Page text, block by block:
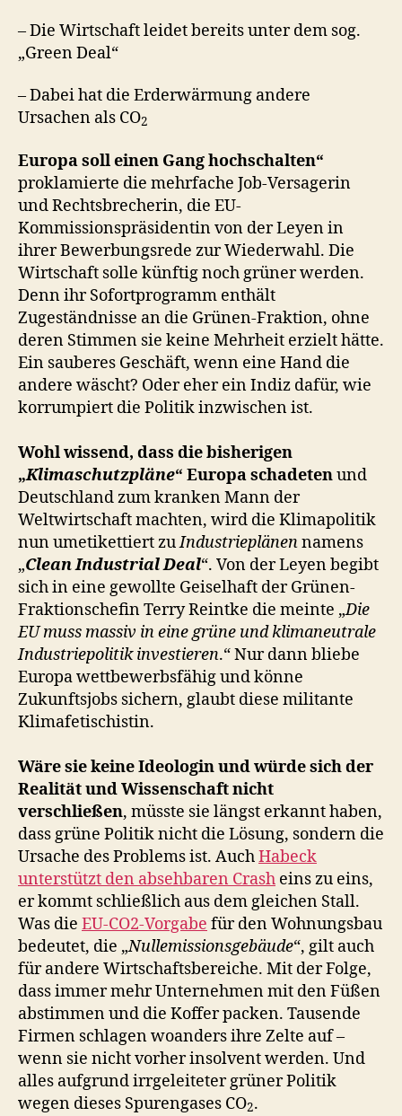
– Die Wirtschaft leidet bereits unter dem sog.
„Green Deal“
– Dabei hat die Erderwärmung andere
Ursachen als CO2
Europa soll einen Gang hochschalten“
proklamierte die mehrfache Job-Versagerin
und Rechtsbrecherin, die EU-
Kommissionspräsidentin von der Leyen in
ihrer Bewerbungsrede zur Wiederwahl. Die
Wirtschaft solle künftig noch grüner werden.
Denn ihr Sofortprogramm enthält
Zugeständnisse an die Grünen-Fraktion, ohne
deren Stimmen sie keine Mehrheit erzielt hätte.
Ein sauberes Geschäft, wenn eine Hand die
andere wäscht? Oder eher ein Indiz dafür, wie
korrumpiert die Politik inzwischen ist.
Wohl wissend, dass die bisherigen
„Klimaschutzpläne“ Europa schadetenund
Deutschland zum kranken Mann der
Weltwirtschaft machten, wird die Klimapolitik
nun umetikettiert zuIndustrieplänennamens
„Clean Industrial Deal“. Von der Leyen begibt
sich in eine gewollte Geiselhaft der Grünen-
Fraktionschefin Terry Reintke die meinte „Die
EU muss massiv in eine grüne und klimaneutrale
Industriepolitik investieren.“ Nur dann bliebe
Europa wettbewerbsfähig und könne
Zukunftsjobs sichern, glaubt diese militante
Klimafetischistin.
Wäre sie keine Ideologin und würde sich der
Realität und Wissenschaft nicht
verschließen, müsste sie längst erkannt haben,
dass grüne Politik nicht die Lösung, sondern die
Ursache des Problems ist. AuchHabeck
unterstützt den absehbaren Crash eins zu eins,
er kommt schließlich aus dem gleichen Stall.
Was die EU-CO2-Vorgabe für den Wohnungsbau
bedeutet, die „Nullemissionsgebäude“, gilt auch
für andere Wirtschaftsbereiche. Mit der Folge,
dass immer mehr Unternehmen mit den Füßen
abstimmen und die Koffer packen. Tausende
Firmen schlagen woanders ihre Zelte auf –
wenn sie nicht vorher insolvent werden. Und
alles aufgrund irrgeleiteter grüner Politik
wegen dieses Spurengases CO2.